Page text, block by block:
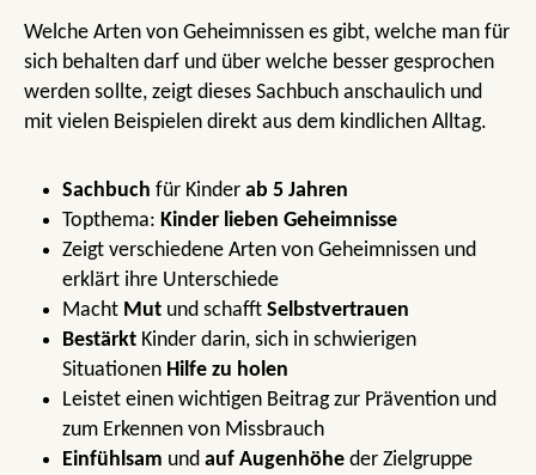
Welche Arten von Geheimnissen es gibt, welche man für
sich behalten darf und über welche besser gesprochen
werden sollte, zeigt dieses Sachbuch anschaulich und
mit vielen Beispielen direkt aus dem kindlichen Alltag.
Sachbuch für Kinder ab 5 Jahren
Topthema: Kinder lieben Geheimnisse
Zeigt verschiedene Arten von Geheimnissen und
erklärt ihre Unterschiede
Macht Mut und schafft Selbstvertrauen
Bestärkt Kinder darin, sich in schwierigen
Situationen Hilfe zu holen
Leistet einen wichtigen Beitrag zur Prävention und
zum Erkennen von Missbrauch
Einfühlsam und auf Augenhöhe der Zielgruppe